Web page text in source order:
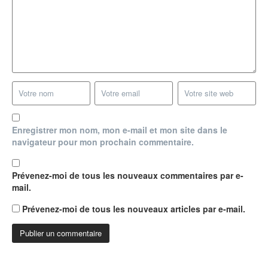
Enregistrer mon nom, mon e-mail et mon site dans le
navigateur pour mon prochain commentaire.
Prévenez-moi de tous les nouveaux commentaires par e-
mail.
Prévenez-moi de tous les nouveaux articles par e-mail.